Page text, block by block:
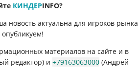
КИНДЕРINFO?
новость актуальна для игроков рынка
материалов на сайте и в
редактор) и+79163063000 (Андрей